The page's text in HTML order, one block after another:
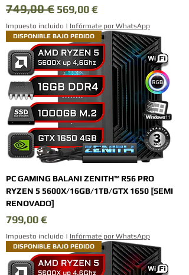
Precio
749,00 € Precio de oferta
569,00 €
Impuesto incluido | Infórmate por WhatsApp
DISPONIBLE BAJO PEDIDO
PC GAMING BALANI ZENITH™ R56 PRO
RYZEN 5 5600X/16GB/1TB/GTX 1650 [SEMI
RENOVADO]
Precio
799,00 €
Impuesto incluido | Infórmate por WhatsApp
DISPONIBLE BAJO PEDIDO